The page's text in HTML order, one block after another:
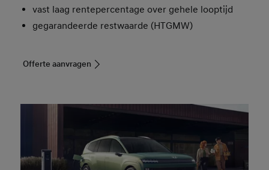
vast laag rentepercentage over gehele looptijd
gegarandeerde restwaarde (HTGMW)
Offerte aanvragen